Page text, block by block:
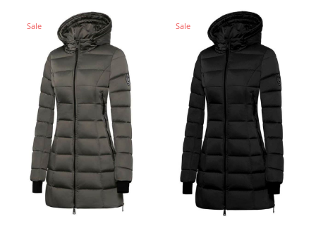
was:
€169.95.
€129.95.
was:
€199.95.
€159.95.
Sale Sale